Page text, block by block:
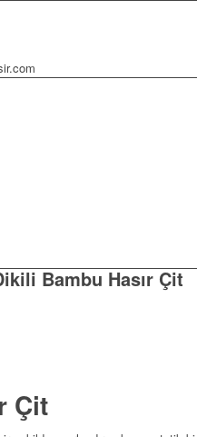
Bambu Hasır Çit
Çit